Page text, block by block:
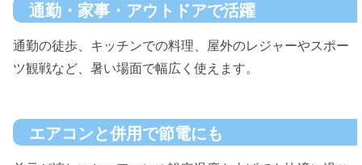
通勤・家事・アウトドアで活躍
通勤の徒歩、キッチンでの料理、屋外のレジャーやスポー
ツ観戦など、暑い場面で幅広く使えます。
エアコンと併用で節電にも